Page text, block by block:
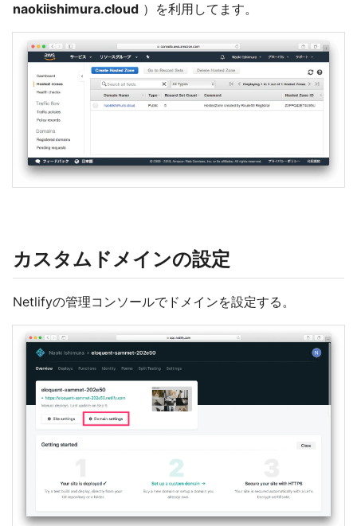
naokiishimura.cloud ）を利用してます。
カスタムドメインの設定
Netlifyの管理コンソールでドメインを設定する。